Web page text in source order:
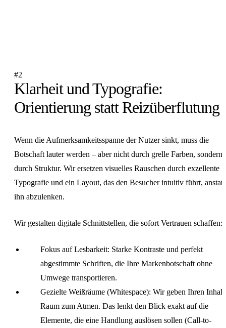
#2
Klarheit und Typografie:
Orientierung statt Reizüberflutung
Wenn die Aufmerksamkeitsspanne der Nutzer sinkt, muss die
Botschaft lauter werden – aber nicht durch grelle Farben, sondern
durch Struktur. Wir ersetzen visuelles Rauschen durch exzellente
Typografie und ein Layout, das den Besucher intuitiv führt, anstatt
ihn abzulenken.
Wir gestalten digitale Schnittstellen, die sofort Vertrauen schaffen:
Fokus auf Lesbarkeit: Starke Kontraste und perfekt
abgestimmte Schriften, die Ihre Markenbotschaft ohne
Umwege transportieren.
Gezielte Weißräume (Whitespace): Wir geben Ihren
Raum zum Atmen. Das lenkt den Blick exakt auf die
Elemente, die eine Handlung auslösen sollen (Call-to-